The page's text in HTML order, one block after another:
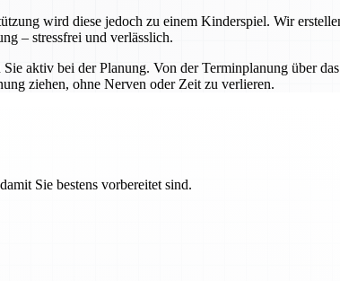
wird diese jedoch zu einem Kinderspiel. Wir
– stressfrei und verlässlich.
aktiv bei der Planung. Von der Terminplanung über
ziehen, ohne Nerven oder Zeit zu verlieren.
Sie bestens vorbereitet sind.